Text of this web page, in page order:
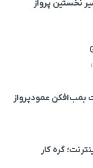
بمب‌افکن عمودپرواز
گره کار